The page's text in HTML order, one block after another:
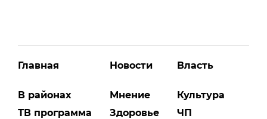
Главная
В районах
ТВ программа
Новости
Мнение
Здоровье
Власть
Культура
ЧП